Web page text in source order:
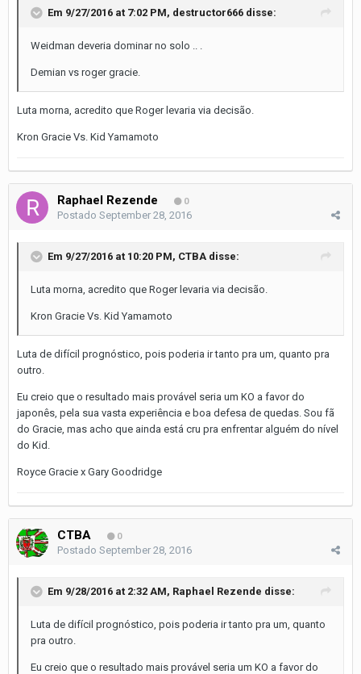
Em 9/27/2016 at 7:02 PM, destructor666 disse:
Weidman deveria dominar no solo .. .
Demian vs roger gracie.
Luta morna, acredito que Roger levaria via decisão.
Kron Gracie Vs. Kid Yamamoto
Raphael Rezende 0
Postado September 28, 2016
Em 9/27/2016 at 10:20 PM, CTBA disse:
Luta morna, acredito que Roger levaria via decisão.
Kron Gracie Vs. Kid Yamamoto
Luta de difícil prognóstico, pois poderia ir tanto pra um, quanto pra
outro.
Eu creio que o resultado mais provável seria um KO a favor do
japonês, pela sua vasta experiência e boa defesa de quedas. Sou fã
do Gracie, mas acho que ainda está cru pra enfrentar alguém do nível
do Kid.
Royce Gracie x Gary Goodridge
CTBA 0
Postado September 28, 2016
Em 9/28/2016 at 2:32 AM, Raphael Rezende disse:
Luta de difícil prognóstico, pois poderia ir tanto pra um, quanto
pra outro.
Eu creio que o resultado mais provável seria um KO a favor do